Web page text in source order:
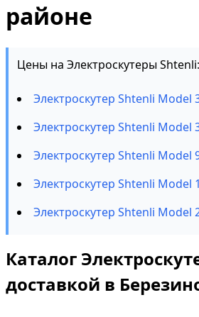
районе
Цены на Электроскутеры Shtenli:
Электроскутер Shtenli Model
Электроскутер Shtenli Model
Электроскутер Shtenli Model
Электроскутер Shtenli Model
Электроскутер Shtenli Model
Каталог
доставкой в